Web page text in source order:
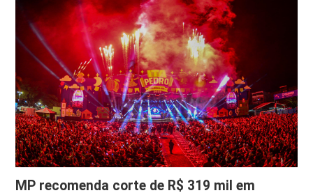
MP recomenda corte de R$ 319 mil em